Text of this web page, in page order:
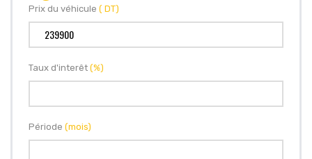
Prix du véhicule ( DT)
Taux d'interêt (%)
Période (mois)